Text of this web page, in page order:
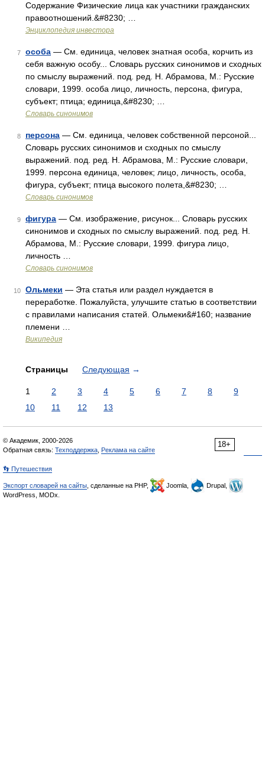
Содержание Физические лица как участники гражданских
правоотношений.&#8230; …
Энциклопедия инвестора
7 особа — См. единица, человек знатная особа, корчить из
себя важную особу... Словарь русских синонимов и сходных
по смыслу выражений. под. ред. Н. Абрамова, М.: Русские
словари, 1999. особа лицо, личность, персона, фигура,
субъект; птица; единица,&#8230; …
Словарь синонимов
8 персона — См. единица, человек собственной персоной...
Словарь русских синонимов и сходных по смыслу
выражений. под. ред. Н. Абрамова, М.: Русские словари,
1999. персона единица, человек; лицо, личность, особа,
фигура, субъект; птица высокого полета,&#8230; …
Словарь синонимов
9 фигура — См. изображение, рисунок... Словарь русских
синонимов и сходных по смыслу выражений. под. ред. Н.
Абрамова, М.: Русские словари, 1999. фигура лицо,
личность …
Словарь синонимов
10 Ольмеки — Эта статья или раздел нуждается в
переработке. Пожалуйста, улучшите статью в соответствии
с правилами написания статей. Ольмеки&#160; название
племени …
Википедия
Страницы Следующая →
1 2 3 4 5 6 7 8
9
10
11 12 13
18+
© Академик, 2000-2026
Обратная связь: Техподдержка Реклама на сайте
👣 Путешествия
Экспорт словарей на сайты , сделанные на PHP, Joomla,
Drupal,
WordPress, MODx.